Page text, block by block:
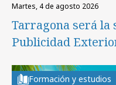
martes, 4 de agosto 2026
Tarragona será la
Publicidad
Formación y estudios